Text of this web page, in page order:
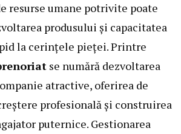
resurse umane potrivite poate
produsului și capacitatea
la cerințele pieței. Printre
se numără dezvoltarea
atractive, oferirea de
profesională și construirea
puternice. Gestionarea